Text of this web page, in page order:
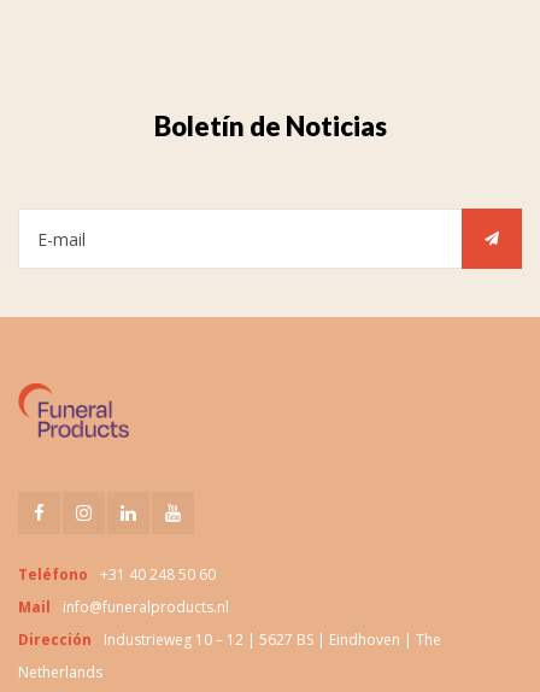
Boletín de Noticias
Teléfono
+31 40 248 50 60
Mail
info@funeralproducts.nl
Dirección
Industrieweg 10 – 12 | 5627 BS | Eindhoven | The
Netherlands